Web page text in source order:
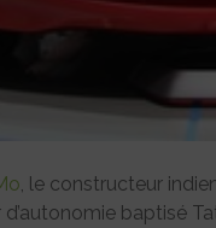
, le constructeur
baptisé